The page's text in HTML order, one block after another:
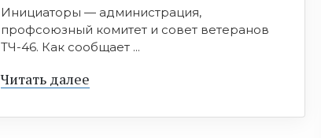
Инициаторы — администрация,
профсоюзный комитет и совет ветеранов
ТЧ-46. Как сообщает ...
Читать далее